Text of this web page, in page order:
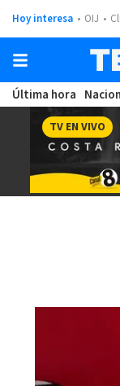
Hoy interesa OIJ
Última hora
TV EN VIVO